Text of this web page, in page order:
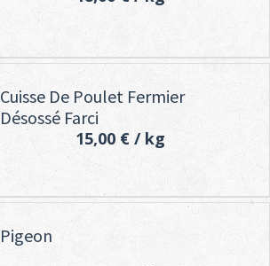
Cuisse De Poulet Fermier
Désossé Farci
15,00 € / kg
Pigeon